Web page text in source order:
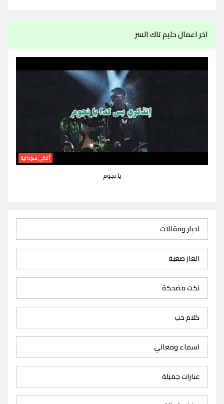
اخر اعمال حليم تاك السر
أغاني سودانية
يا نجوم
اخبار ومقالات
الغاز صعبة
نكت مضحكة
كلام حب
اسماء ومعاني
عبارات جميلة